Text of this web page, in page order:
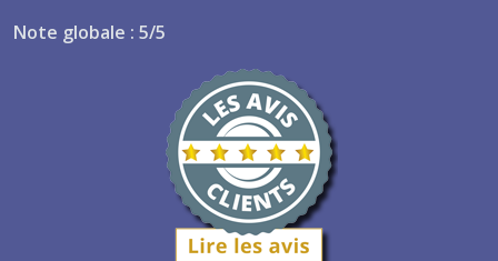
Note globale : 5/5